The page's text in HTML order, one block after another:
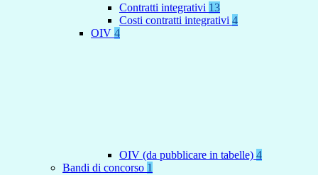
Contratti integrativi 13
Costi contratti integrativi 4
OIV 4
OIV (da pubblicare in tabelle) 4
Bandi di concorso 1